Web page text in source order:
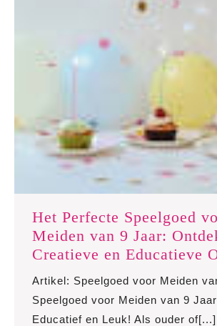
Het Perfecte Speelgoed
Meiden van 9 Jaar:
Creatieve en Educatieve
Artikel: Speelgoed voor Meiden
Speelgoed voor Meiden van 9
Educatief en Leuk! Als ouder of[...]